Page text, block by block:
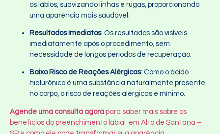
os lábios, suavizando linhas e rugas, proporcionando
uma aparência mais saudável.
Resultados Imediatos: Os resultados são visíveis
imediatamente após o procedimento, sem
necessidade de longos períodos de recuperação.
Baixo Risco de Reações Alérgicas: Como o ácido
hialurônico é uma substância naturalmente presente
no corpo, o risco de reações alérgicas é mínimo.
Agende uma consulta agora para saber mais sobre os
benefícios do preenchimento labial em Alto de Santana –